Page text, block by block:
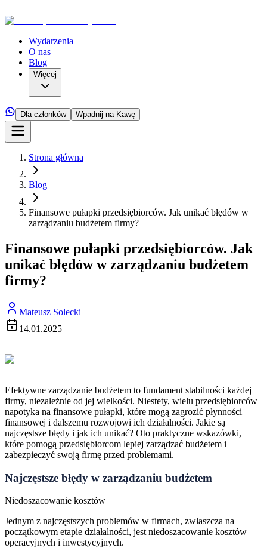
Wydarzenia
O nas
Blog
Więcej
Dla członków Wpadnij na Kawę
Strona główna
Blog
Finansowe pułapki przedsiębiorców. Jak unikać błędów w
zarządzaniu budżetem firmy?
Finansowe pułapki przedsiębiorców. Jak
unikać błędów w zarządzaniu budżetem
firmy?
Mateusz Solecki
14.01.2025
Efektywne zarządzanie budżetem to fundament stabilności każdej
firmy, niezależnie od jej wielkości. Niestety, wielu przedsiębiorców
napotyka na finansowe pułapki, które mogą zagrozić płynności
finansowej i dalszemu rozwojowi ich działalności. Jakie są
najczęstsze błędy i jak ich unikać? Oto praktyczne wskazówki,
które pomogą przedsiębiorcom lepiej zarządzać budżetem i
zabezpieczyć swoją firmę przed problemami.
Najczęstsze błędy w zarządzaniu budżetem
Niedoszacowanie kosztów
Jednym z najczęstszych problemów w firmach, zwłaszcza na
początkowym etapie działalności, jest niedoszacowanie kosztów
operacyjnych i inwestycyjnych.